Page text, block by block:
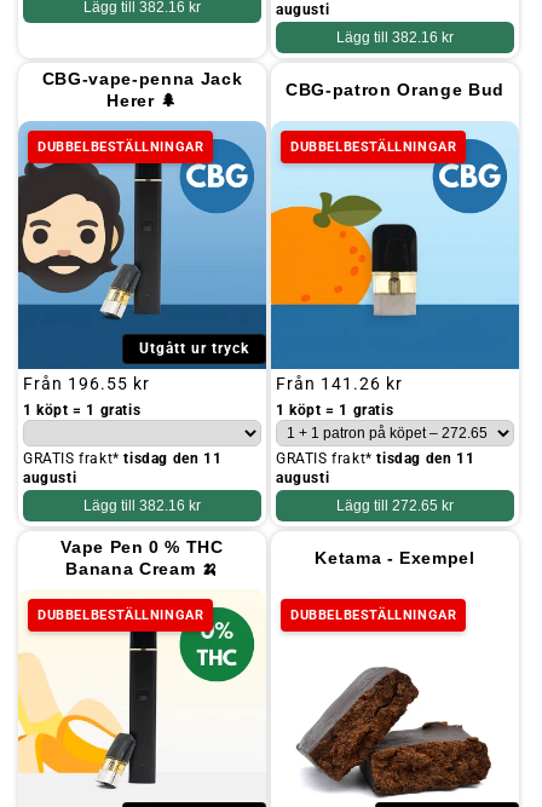
Lägg till 382.16 kr
augusti
Lägg till 382.16 kr
CBG-vape-penna Jack
Herer 🌲
DUBBELBESTÄLLNINGAR
Utgått ur tryck
Ordinarie
pris
Från 196.55 kr
1 köpt = 1 gratis
GRATIS frakt*tisdag den 11
augusti
Lägg till 382.16 kr
CBG-patron Orange Bud
DUBBELBESTÄLLNINGAR
Ordinarie
pris
Från 141.26 kr
1 köpt = 1 gratis
GRATIS frakt*tisdag den 11
augusti
Lägg till 272.65 kr
Vape Pen 0 % THC
Banana Cream 🍌
DUBBELBESTÄLLNINGAR
Ketama - Exempel
DUBBELBESTÄLLNINGAR